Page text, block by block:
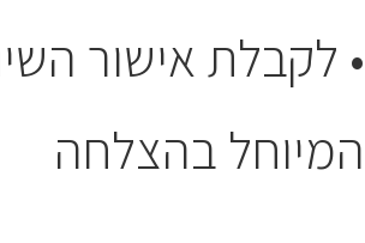
• לקבלת אישור
המיוחל בהצלחה